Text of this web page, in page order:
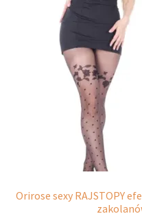
Orirose sexy RAJSTOPY